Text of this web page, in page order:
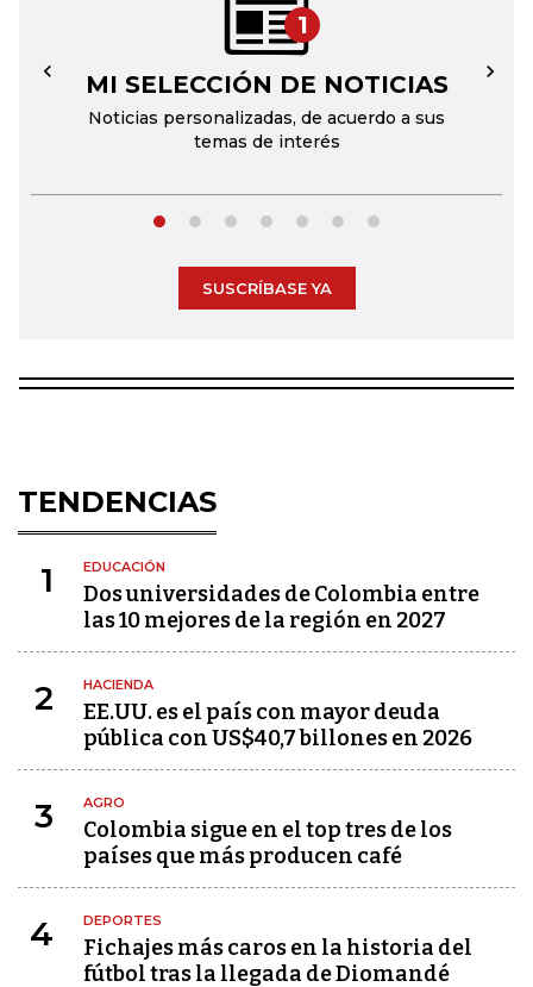
1
MI SELECCIÓN DE NOTICIAS
Noticias personalizadas, de acuerdo a sus
temas de interés
← →
SUSCRÍBASE YA
TENDENCIAS
1 EDUCACIÓN
Dos universidades de Colombia entre
las 10 mejores de la región en 2027
2 HACIENDA
EE.UU. es el país con mayor deuda
pública con US$40,7 billones en 2026
3 AGRO
Colombia sigue en el top tres de los
países que más producen café
4 DEPORTES
Fichajes más caros en la historia del
fútbol tras la llegada de Diomandé